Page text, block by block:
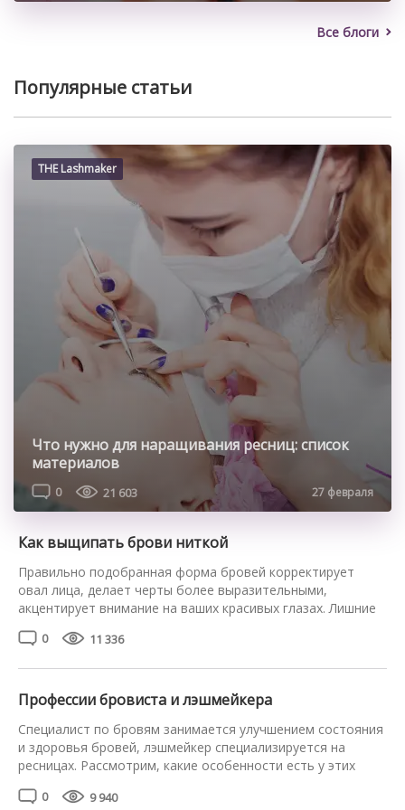
Все блоги
Популярные статьи
THE Lashmaker
Что нужно для наращивания ресниц: список
материалов
0 21 603 27 февраля
Как выщипать брови ниткой
Правильно подобранная форма бровей корректирует
овал лица, делает черты более выразительными,
акцентирует внимание на ваших красивых глазах. Лишние
волоски нужно регулярно удалять, чтобы очертания не
изменились. Если вы не любите пользоваться пинцетом,
которую сможет каждая. Главное, следовать пошаговой
0 11 336
Профессии бровиста и лэшмейкера
Специалист по бровям занимается улучшением состояния
и здоровья бровей, лэшмейкер специализируется на
ресницах. Рассмотрим, какие особенности есть у этих
мастера. Особенности профессии мастера по бровям
0 9 940